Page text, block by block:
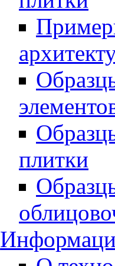
плитки